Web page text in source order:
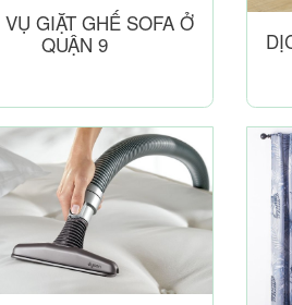
GIẶT GHẾ SOFA Ở
QUẬN 9